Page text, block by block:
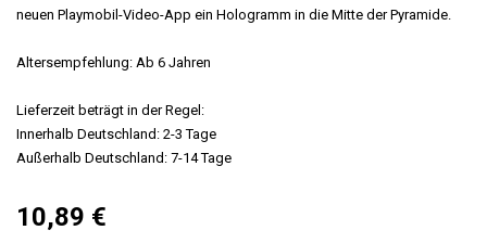
neuen Playmobil-Video-App ein Hologramm in die Mitte der Pyramide.
Altersempfehlung: Ab 6 Jahren
Lieferzeit beträgt in der Regel:
Innerhalb Deutschland: 2-3 Tage
Außerhalb Deutschland: 7-14 Tage
10,89 €